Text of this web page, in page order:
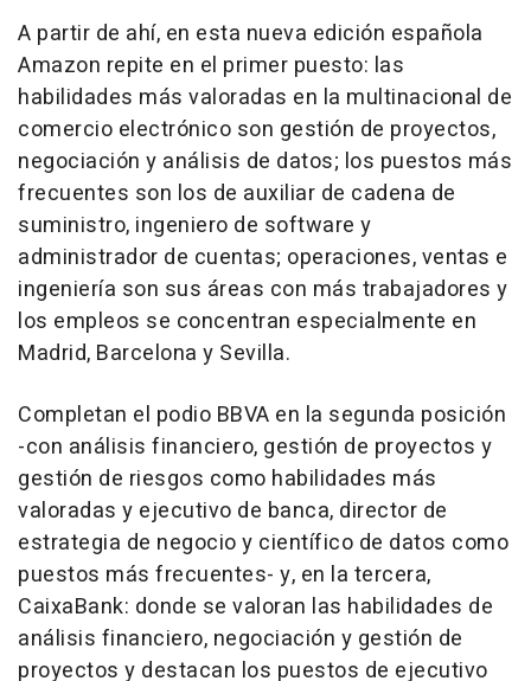
A partir de ahí, en esta nueva edición española
Amazon repite en el primer puesto: las
habilidades más valoradas en la multinacional de
comercio electrónico son gestión de proyectos,
negociación y análisis de datos; los puestos más
frecuentes son los de auxiliar de cadena de
suministro, ingeniero de software y
administrador de cuentas; operaciones, ventas e
ingeniería son sus áreas con más trabajadores y
los empleos se concentran especialmente en
Madrid, Barcelona y Sevilla.
Completan el podio BBVA en la segunda posición
-con análisis financiero, gestión de proyectos y
gestión de riesgos como habilidades más
valoradas y ejecutivo de banca, director de
estrategia de negocio y científico de datos como
puestos más frecuentes- y, en la tercera,
CaixaBank: donde se valoran las habilidades de
análisis financiero, negociación y gestión de
proyectos y destacan los puestos de ejecutivo